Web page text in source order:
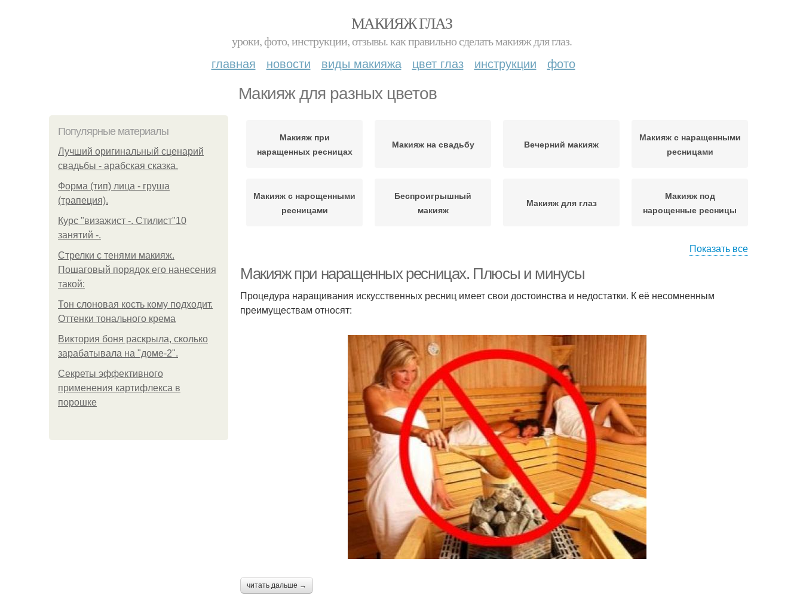
МАКИЯЖ ГЛАЗ
уроки, фото, инструкции, отзывы. как правильно сделать макияж для глаз.
главная новости виды макияжа цвет глаз инструкции фото
Макияж для разных цветов
Популярные материалы
Лучший оригинальный сценарий
свадьбы - арабская сказка.
Форма (тип) лица - груша
(трапеция).
Курс "визажист -. Стилист"10
занятий -.
Стрелки с тенями макияж.
Пошаговый порядок его нанесения
такой:
Тон слоновая кость кому подходит.
Оттенки тонального крема
Виктория боня раскрыла, сколько
зарабатывала на "доме-2".
Секреты эффективного
применения картифлекса в
порошке
Макияж при
наращенных ресницах
Макияж на свадьбу Вечерний макияж
Макияж с наращенными
ресницами
Макияж с нарощенными
ресницами
Беспроигрышный
макияж
Макияж для глаз
Макияж под
нарощенные ресницы
ресницами
или
Макияж при
Макияж на нарощенные
Макияж с нарощенных
Свадебный макияж макияж для карих глаз
Показать все
Макияж при наращенных ресницах. Плюсы и минусы
Процедура наращивания искусственных ресниц имеет свои достоинства и недостатки. К её несомненным
преимуществам относят:
читать дальше →